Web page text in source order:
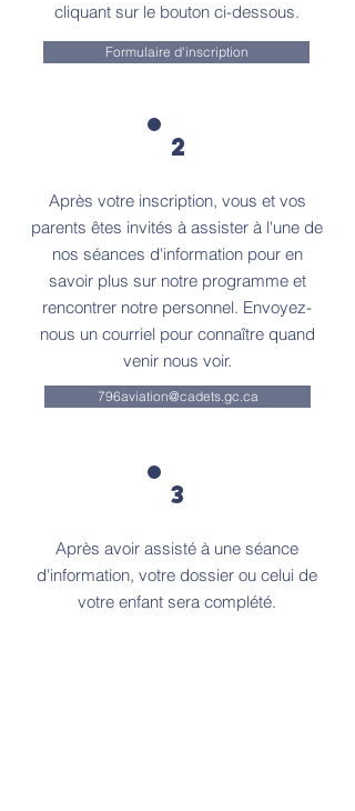
cliquant sur le bouton ci-dessous.
Formulaire d'inscription
2
Après votre inscription, vous et vos
parents êtes invités à assister à l'une de
nos séances d'information pour en
savoir plus sur notre programme et
rencontrer notre personnel. Envoyez-
nous un courriel pour connaître quand
venir nous voir.
796aviation@cadets.gc.ca
3
Après avoir assisté à une séance
d'information, votre dossier ou celui de
votre enfant sera complété.